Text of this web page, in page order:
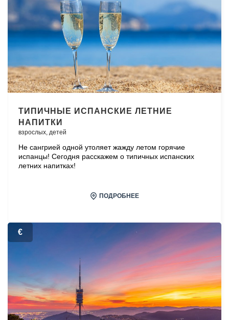
ТИПИЧНЫЕ ИСПАНСКИЕ ЛЕТНИЕ
НАПИТКИ
взрослых, детей
Не сангрией одной утоляет жажду летом горячие
испанцы! Сегодня расскажем о типичных испанских
летних напитках!
ПОДРОБНЕЕ
€